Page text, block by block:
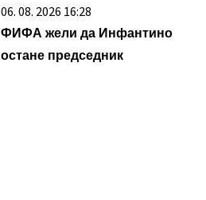
06. 08. 2026 16:28
ФИФА жели да Инфантино
остане председник